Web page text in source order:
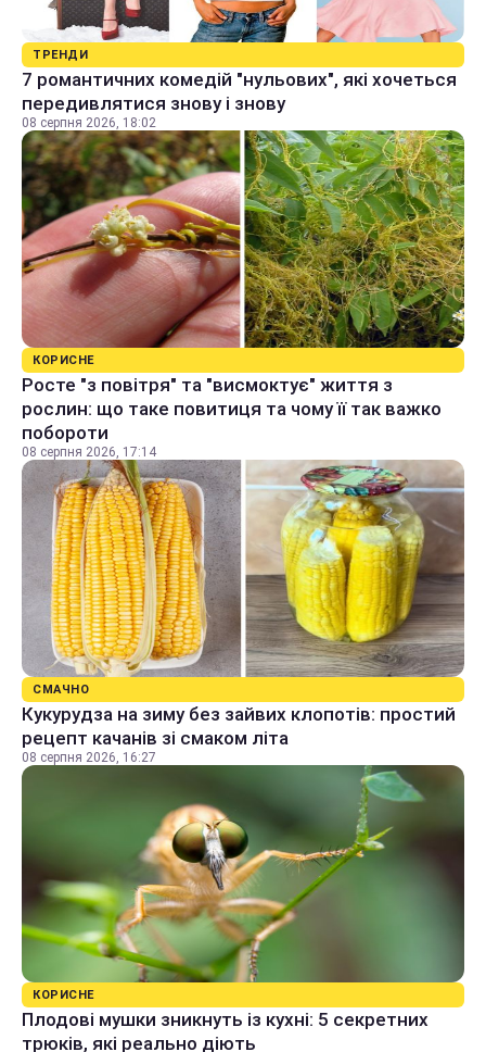
ТРЕНДИ
7 романтичних комедій "нульових", які хочеться
передивлятися знову і знову
08 серпня 2026, 18:02
КОРИСНЕ
Росте "з повітря" та "висмоктує" життя з
рослин: що таке повитиця та чому її так важко
побороти
08 серпня 2026, 17:14
СМАЧНО
Кукурудза на зиму без зайвих клопотів: простий
рецепт качанів зі смаком літа
08 серпня 2026, 16:27
КОРИСНЕ
Плодові мушки зникнуть із кухні: 5 секретних
трюків, які реально діють